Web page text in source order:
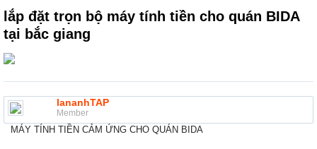
lắp đặt trọn bộ máy tính tiền cho quán BIDA
tại bắc giang
lananhTAP
Member
MÁY TÍNH TIỀN CẢM ỨNG CHO QUÁN BIDA